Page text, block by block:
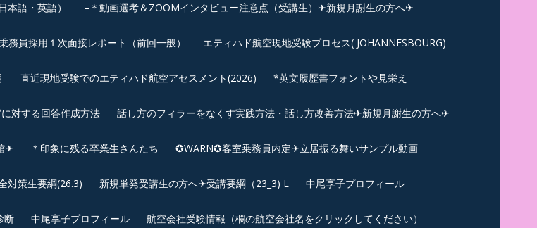
語・英語） –＊動画選考＆ZOOMインタビュー注意点（受講生）✈新規月謝生の方へ✈
務員採用１次面接レポート（前回一般） エティハド航空現地受験プロセス( JOHANNESBOURG)
直近現地受験でのエティハド航空アセスメント(2026) *英文履歴書フォントや見栄え
対する回答作成方法 話し方のフィラーをなくす実践方法・話し方改善方法✈新規月謝生の方へ✈
✈ ＊印象に残る卒業生さんたち ✪WARN✪客室乗務員内定✈立居振る舞いサンプル動画
対策生要綱(26.3) 新規単発受講生の方へ✈受講要綱（23_3) L 中尾享子プロフィール
断 中尾享子プロフィール 航空会社受験情報（欄の航空会社名をクリックしてください）